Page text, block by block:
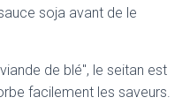
soja avant de le
de blé", le seitan est
facilement les saveurs.